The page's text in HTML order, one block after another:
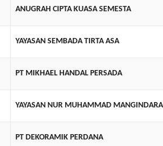
ANUGRAH CIPTA KUASA SEMESTA
YAYASAN SEMBADA TIRTA ASA
PT MIKHAEL HANDAL PERSADA
YAYASAN NUR MUHAMMAD MANGINDARA
PT DEKORAMIK PERDANA